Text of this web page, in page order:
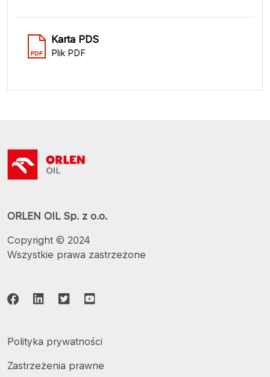
Karta PDS
Plik PDF
ORLEN OIL Sp. z o.o.
Copyright © 2024
Wszystkie prawa zastrzeżone
Polityka prywatności
Zastrzeżenia prawne